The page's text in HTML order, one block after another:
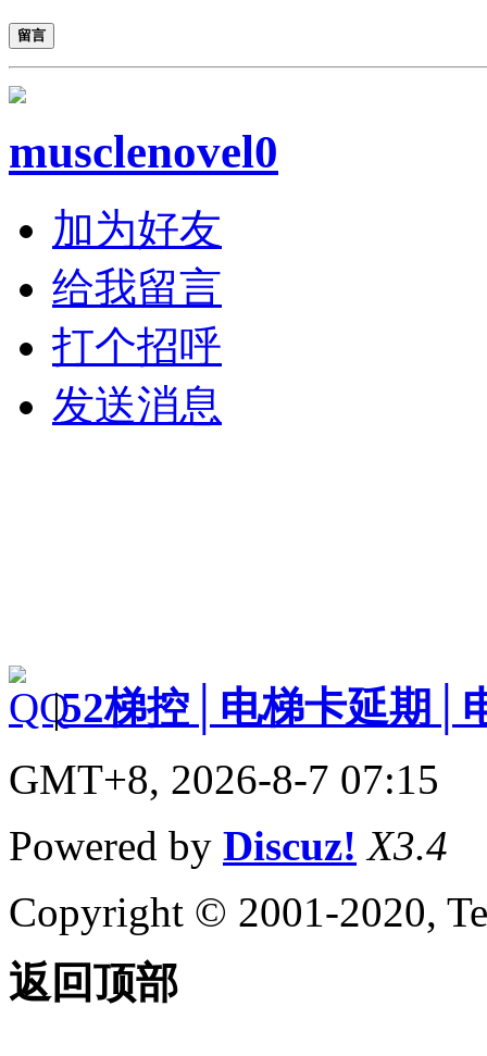
留言
musclenovel0
加为好友
给我留言
打个招呼
发送消息
|52梯控│电梯卡延期│
GMT+8, 2026-8-7 07:15
Powered by Discuz! X3.4
Copyright © 2001-2020,
返回顶部